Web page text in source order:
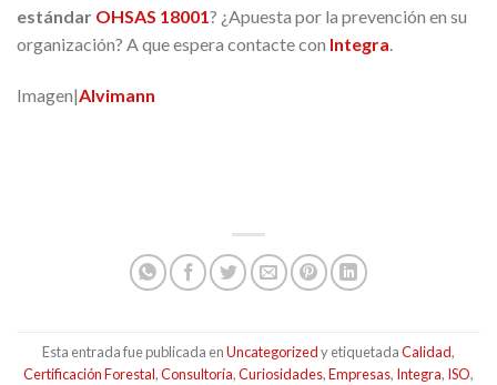
estándar OHSAS 18001? ¿Apuesta por la prevención en su
organización? A que espera contacte con Integra
Imagen|Alvimann
Esta entrada fue publicada enUncategorizedy etiquetadaCalidad,
Certificación Forestal,Consultoría,Curiosidades,Empresas, Integra, ISO,